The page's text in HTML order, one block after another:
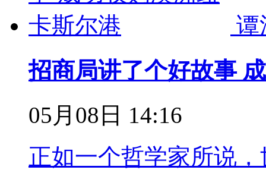
谭
招商局讲了个好故事
05月08日 14:16
正如一个哲学家所说